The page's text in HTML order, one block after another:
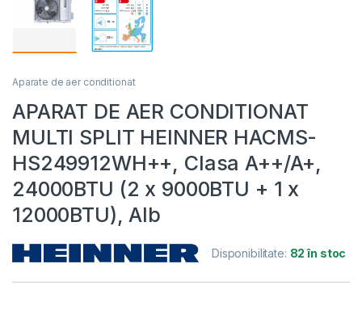
Aparate de aer conditionat
APARAT DE AER CONDITIONAT
MULTI SPLIT HEINNER HACMS-
HS249912WH++, Clasa A++/A+,
24000BTU (2 x 9000BTU + 1 x
12000BTU), Alb
Disponibilitate: 82 în stoc